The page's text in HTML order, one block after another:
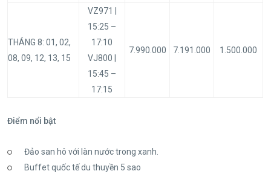
THÁNG 8: 01, 02,
08, 09, 12, 13, 15
VZ971 |
15:25 –
17:10
VJ800 |
15:45 –
17:15
7.990.000 7.191.000 1.500.000
Điểm nổi bật
Đảo san hô với làn nước trong xanh.
Buffet quốc tế du thuyền 5 sao